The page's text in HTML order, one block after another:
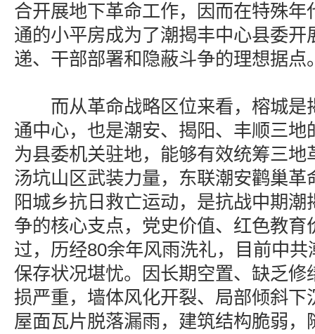
合开展地下革命工作，因而在特殊年
通的小平房成为了潮揭丰中心县委开
递、干部部署和隐蔽斗争的理想据点
而从革命战略区位来看，榕城是
通中心，也是潮安、揭阳、丰顺三地
为县委机关驻地，能够有效统筹三地
汤坑山区武装力量，东联潮安鹳巢革
阳城乡抗日救亡运动，是抗战中期
争的核心支点，党史价值、红色教育
过，历经80余年风雨洗礼，目前中
保存状况堪忧。因长期空置、缺乏修
损严重，墙体风化开裂、局部倾斜下
屋面瓦片脱落漏雨，建筑结构脆弱，